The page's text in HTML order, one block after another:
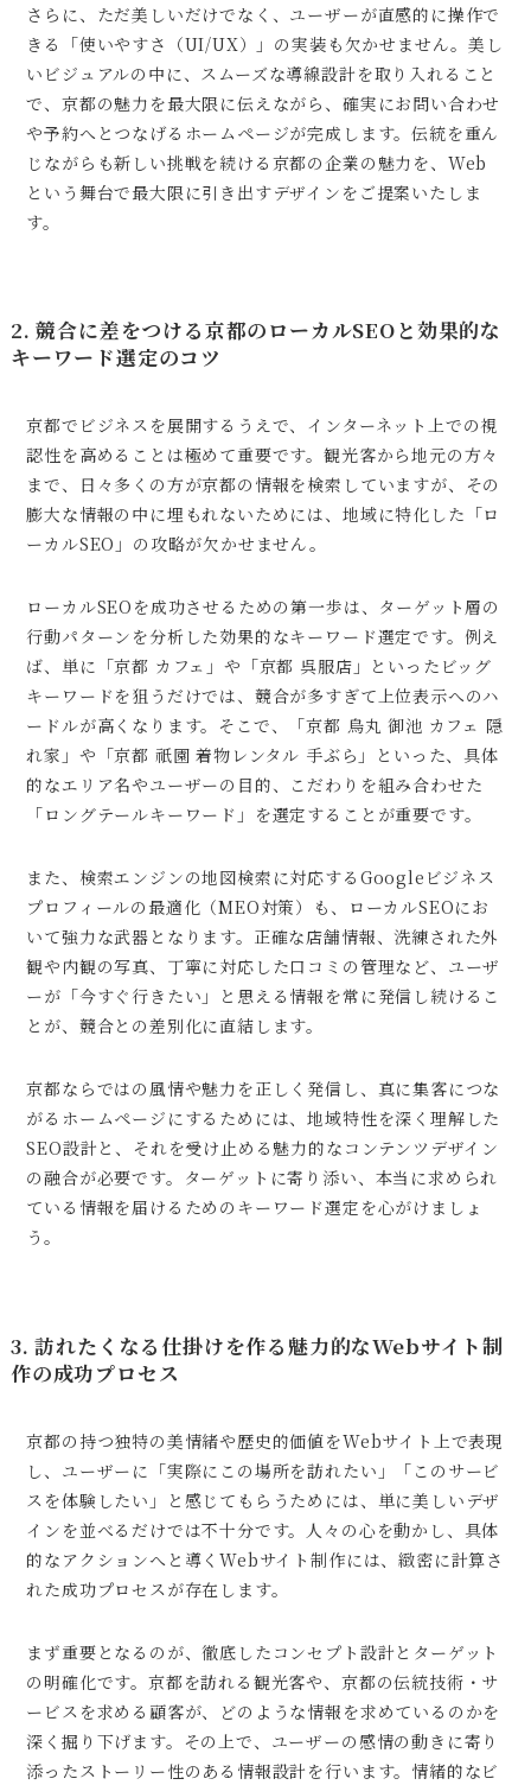
さらに、ただ美しいだけでなく、ユーザーが直感的に操作で
きる「使いやすさ（UI/UX）」の実装も欠かせません。美し
いビジュアルの中に、スムーズな導線設計を取り入れること
で、京都の魅力を最大限に伝えながら、確実にお問い合わせ
や予約へとつなげるホームページが完成します。伝統を重ん
じながらも新しい挑戦を続ける京都の企業の魅力を、Web
という舞台で最大限に引き出すデザインをご提案いたしま
す。
2. 競合に差をつける京都のローカルSEOと効果的な
キーワード選定のコツ
京都でビジネスを展開するうえで、インターネット上での視
認性を高めることは極めて重要です。観光客から地元の方々
まで、日々多くの方が京都の情報を検索していますが、その
膨大な情報の中に埋もれないためには、地域に特化した「ロ
ーカルSEO」の攻略が欠かせません。
ローカルSEOを成功させるための第一歩は、ターゲット層の
行動パターンを分析した効果的なキーワード選定です。例え
ば、単に「京都 カフェ」や「京都 呉服店」といったビッグ
キーワードを狙うだけでは、競合が多すぎて上位表示へのハ
ードルが高くなります。そこで、「京都 烏丸 御池 カフェ 隠
れ家」や「京都 祇園 着物レンタル 手ぶら」といった、具体
的なエリア名やユーザーの目的、こだわりを組み合わせた
「ロングテールキーワード」を選定することが重要です。
また、検索エンジンの地図検索に対応するGoogleビジネス
プロフィールの最適化（MEO対策）も、ローカルSEOにお
いて強力な武器となります。正確な店舗情報、洗練された外
観や内観の写真、丁寧に対応した口コミの管理など、ユーザ
ーが「今すぐ行きたい」と思える情報を常に発信し続けるこ
とが、競合との差別化に直結します。
京都ならではの風情や魅力を正しく発信し、真に集客につな
がるホームページにするためには、地域特性を深く理解した
SEO設計と、それを受け止める魅力的なコンテンツデザイン
の融合が必要です。ターゲットに寄り添い、本当に求められ
ている情報を届けるためのキーワード選定を心がけましょ
う。
3. 訪れたくなる仕掛けを作る魅力的なWebサイト制
作の成功プロセス
京都の持つ独特の美情緒や歴史的価値をWebサイト上で表現
し、ユーザーに「実際にこの場所を訪れたい」「このサービ
スを体験したい」と感じてもらうためには、単に美しいデザ
インを並べるだけでは不十分です。人々の心を動かし、具体
的なアクションへと導くWebサイト制作には、緻密に計算さ
れた成功プロセスが存在します。
まず重要となるのが、徹底したコンセプト設計とターゲット
の明確化です。京都を訪れる観光客や、京都の伝統技術・サ
ービスを求める顧客が、どのような情報を求めているのかを
深く掘り下げます。その上で、ユーザーの感情の動きに寄り
添ったストーリー性のある情報設計を行います。情緒的なビ